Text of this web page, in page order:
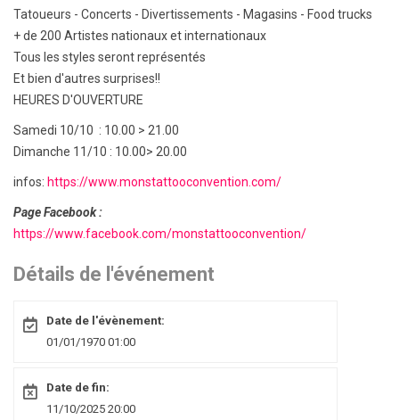
Tatoueurs - Concerts - Divertissements - Magasins - Food trucks
+ de 200 Artistes nationaux et internationaux
Tous les styles seront représentés
Et bien d'autres surprises!!
HEURES D'OUVERTURE
Samedi 10/10 : 10.00 > 21.00
Dimanche 11/10 : 10.00> 20.00
infos: https://www.monstattooconvention.com/
Page Facebook :
https://www.facebook.com/monstattooconvention/
Détails de l'événement
Date de l'évènement:
01/01/1970 01:00
Date de fin:
11/10/2025 20:00